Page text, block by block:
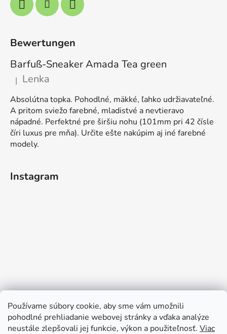
Používame súbory cookie, aby sme vám umožnili
pohodlné prehliadanie webovej stránky a vďaka analýze
neustále zlepšovali jej funkcie, výkon a použiteľnosť. Viac
Bewertungen
Barfuß-Sneaker Amada Tea green
Die Produktbewertung beträgt 5 von 5 Sternen.
| Lenka
Absolútna topka. Pohodlné, mäkké, ľahko udržiavateľné.
A pritom sviežo farebné, mladistvé a nevtieravo
nápadné. Perfektné pre širšiu nohu (101mm pri 42 čísle
číri luxus pre mňa). Určite ešte nakúpim aj iné farebné
modely.
Instagram